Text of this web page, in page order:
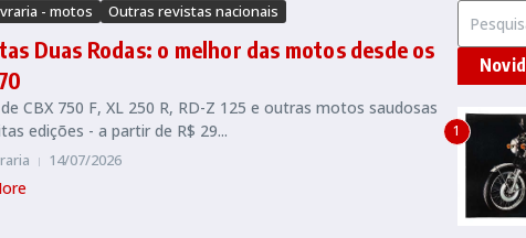
- motos Outras revistas nacionais
Duas Rodas: o melhor das motos desde os
CBX 750 F, XL 250 R, RD-Z 125 e outras motos saudosas
edições - a partir de R$ 29...
14/07/2026
1